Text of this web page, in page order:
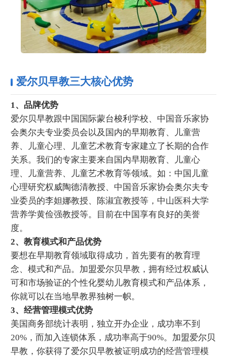
爱尔贝早教三大核心优势
1、品牌优势
爱尔贝早教跟中国国际蒙台梭利学校、中国音乐家协
会奥尔夫专业委员会以及国内的早期教育、儿童营
养、儿童心理、儿童艺术教育专家建立了长期的合作
关系。我们的专家主要来自国内早期教育、儿童心
理、儿童营养、儿童艺术教育等领域。如：中国儿童
心理研究权威陶德清教授、中国音乐家协会奥尔夫专
业委员的李妲娜教授、陈淑宜教授等，中山医科大学
营养学黄俭强教授等。目前在中国享有良好的美誉
度。
2、教育模式和产品优势
要想在早期教育领域取得成功，首先要有的教育理
念、模式和产品。加盟爱尔贝早教，拥有经过权威认
可和市场验证的个性化婴幼儿教育模式和产品体系，
你就可以在当地早教界独树一帜。
3、经营管理模式优势
美国商务部统计表明，独立开办企业，成功率不到
20%，而加入连锁体系，成功率高于90%。加盟爱尔贝
早教，你获得了爱尔贝早教被证明成功的经营管理模